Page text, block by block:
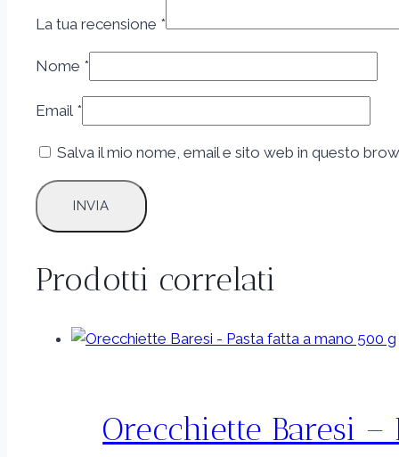
La tua recensione *
Nome *
Email *
Salva il mio nome, email e sito web in questo
Prodotti correlati
Orecchiette Baresi